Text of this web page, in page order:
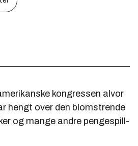
kongressen alvor
hengt over den blomstrende
og mange andre pengespill-